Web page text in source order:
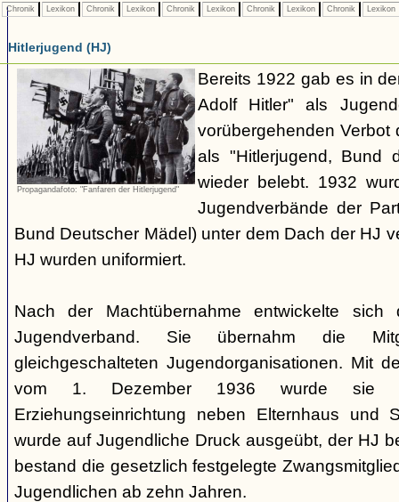
Chronik Lexikon Chronik Lexikon Chronik Lexikon Chronik Lexikon Chronik Lexikon
Hitlerjugend (HJ)
Propagandafoto: "Fanfaren der Hitlerjugend"
Bereits 1922 gab es in
Adolf Hitler" als
vorübergehenden Verbot
als "Hitlerjugend, Bund
wieder belebt. 1932
Jugendverbände der
Bund Deutscher Mädel) unter dem Dach der HJ
HJ wurden uniformiert.
Nach der Machtübernahme entwickelte
Jugendverband. Sie übernahm die
gleichgeschalteten Jugendorganisationen. Mit
vom 1. Dezember 1936 wurde sie
Erziehungseinrichtung neben Elternhaus und
wurde auf Jugendliche Druck ausgeübt, der HJ
bestand die gesetzlich festgelegte
Jugendlichen ab zehn Jahren.